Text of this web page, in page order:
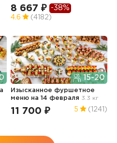
8 667 ₽ -38%
4.6 (4182)
15-20
Изысканное фуршетное
меню на 14 февраля 3.3 кг
11 700 ₽ 5 (1241)